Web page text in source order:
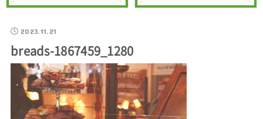
2023.11.21
breads-1867459_1280